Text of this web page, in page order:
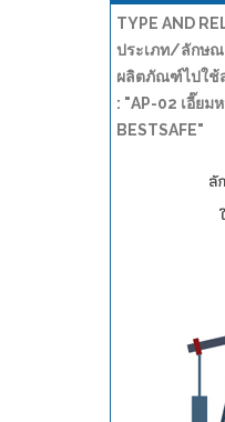
TYPE AND
ประเภท/ลักษณ
ผลิตภัณฑ์ไปใช้
: "AP-02 เอี๊ยม
BESTSAFE"
ลั